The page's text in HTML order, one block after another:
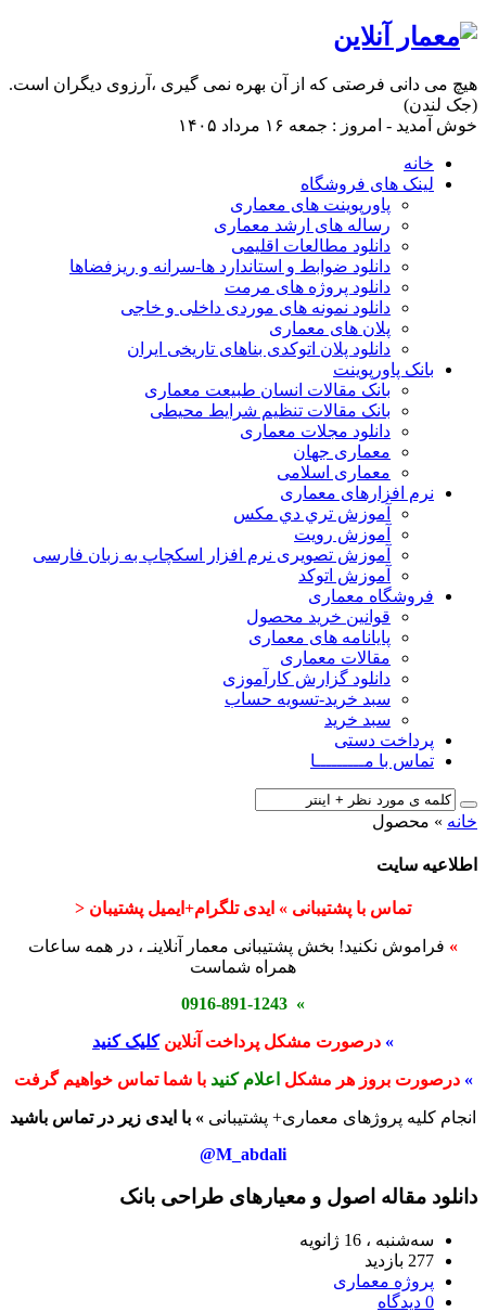
هیچ می دانی فرصتی که از آن بهره نمی گیری ،آرزوی دیگران است.
(جک لندن)
خوش آمدید - امروز : جمعه ۱۶ مرداد ۱۴۰۵
خانه
لینک های فروشگاه
پاورپوینت های معماری
رساله های ارشد معماری
دانلود مطالعات اقلیمی
دانلود ضوابط و استاندارد ها-سرانه و ریزفضاها
دانلود پروژه های مرمت
دانلود نمونه های موردی داخلی و خاجی
پلان های معماری
دانلود پلان اتوکدی بناهای تاریخی ایران
بانک پاورپوینت
بانک مقالات انسان طبیعت معماری
بانک مقالات تنظیم شرایط محیطی
دانلود مجلات معماری
معماری جهان
معماری اسلامی
نرم افزارهای معماری
آﻣﻮزش ﺗﺮي دي ﻣﮑﺲ
آموزش رویت
آموزش تصویری نرم افزار اسکچاپ به زبان فارسی
آموزش اتوکد
فروشگاه معماری
قوانین خرید محصول
پایانامه های معماری
مقالات معماری
دانلود گزارش کارآموزی
سبد خرید-تسویه حساب
سبد خرید
پرداخت دستی
تماس با مـــــــــا
خانه » محصول
اطلاعیه سایت
تماس با پشتیبانی » ایدی تلگرام+ایمیل پشتیبان <
» فراموش نکنید! بخش پشتیبانی معمار آنلاینـ ، در همه ساعات
همراه شماست
» 0916-891-1243
» درصورت مشکل پرداخت آنلاینکلیک کنید
» درصورت بروز هر مشکل اعلام کنید با شما تماس خواهیم گرفت
انجام کلیه پروژهای معماری+ پشتیبانی » با ایدی زیر در تماس باشید
M_abdali@
دانلود مقاله اصول و معیارهای طراحی بانک
سه‌شنبه ، 16 ژانویه
277 بازدید
پروژه معماری
0 دیدگاه